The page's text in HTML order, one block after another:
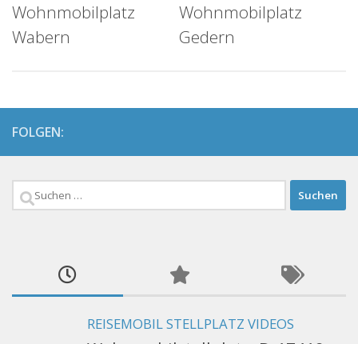
Wohnmobilplatz
Wabern
Wohnmobilplatz
Gedern
FOLGEN:
Suchen
REISEMOBIL STELLPLATZ VIDEOS